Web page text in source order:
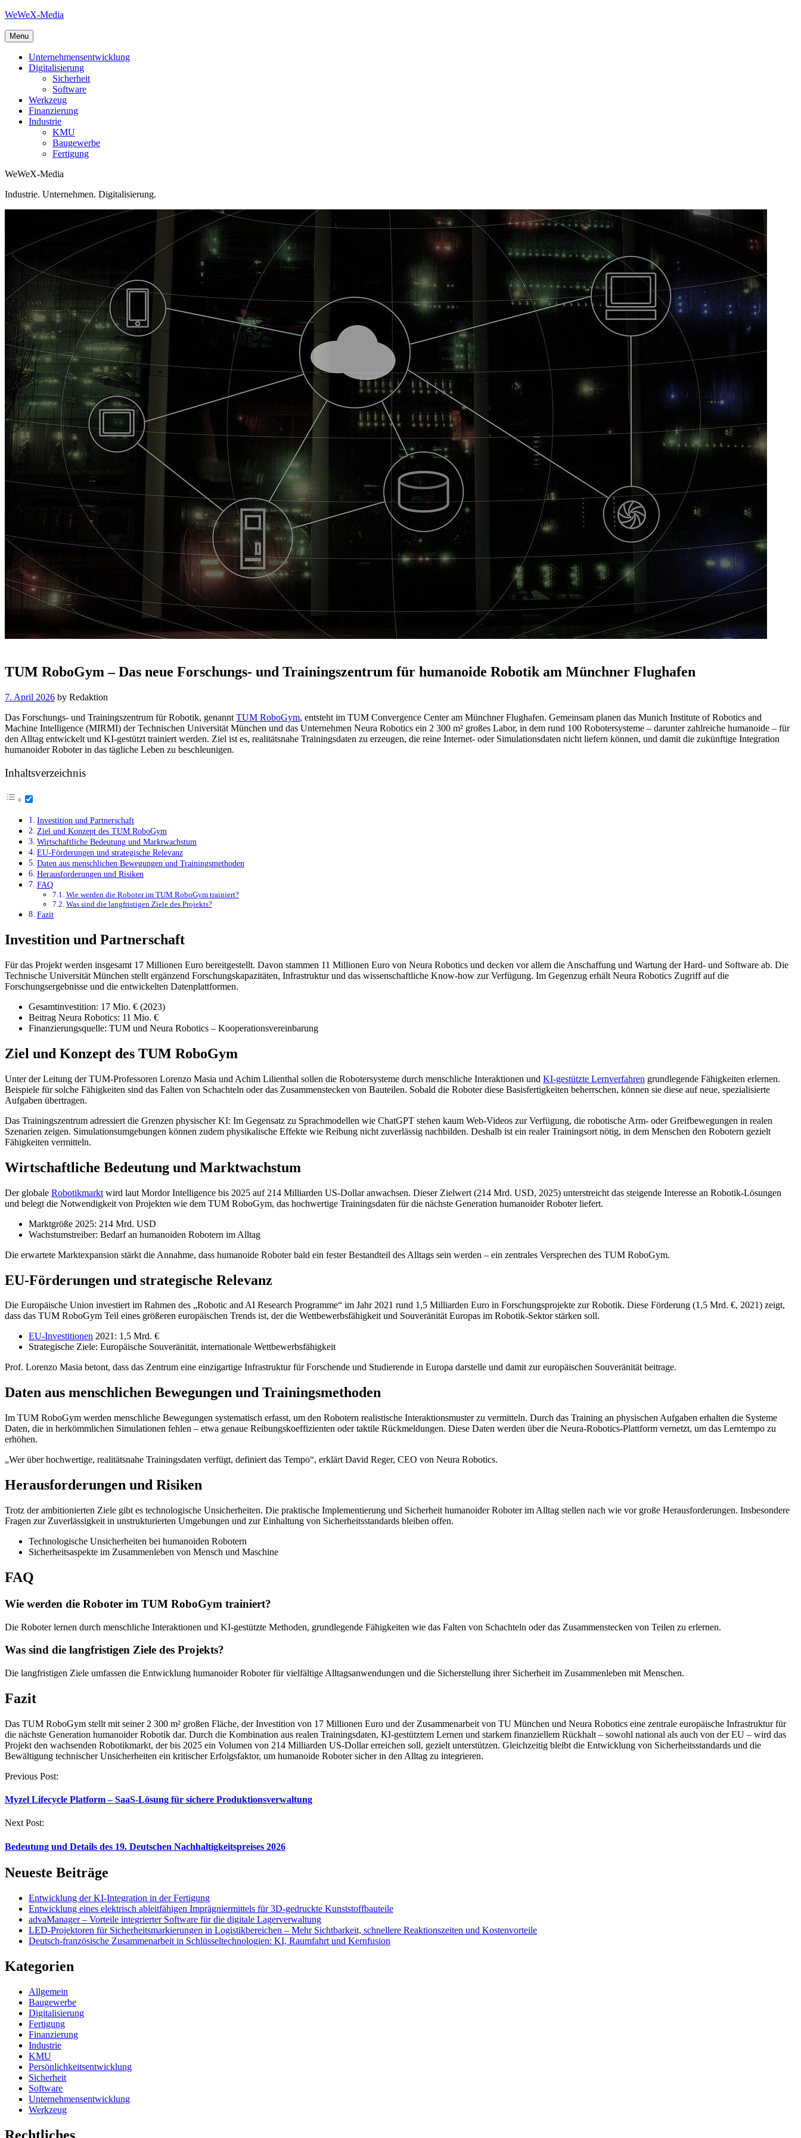
Skip
content
WeWeX-Media
Menu
Unternehmensentwicklung
Digitalisierung
Sicherheit
Software
Werkzeug
Finanzierung
Industrie
KMU
Baugewerbe
Fertigung
WeWeX-Media
Industrie. Unternehmen. Digitalisierung.
TUM RoboGym – Das neue Forschungs- und Trainingszentrum für humanoide Robotik am Münchner Flughafen
7. April 2026 by Redaktion
Das Forschungs- und Trainingszentrum für Robotik, genannt TUM RoboGym, entsteht im TUM Convergence Center am Münchner Flughafen. Gemeinsam planen das Munich Institute of Robotics and
Machine Intelligence (MIRMI) der Technischen Universität München und das Unternehmen Neura Robotics ein 2 300 m² großes Labor, in dem rund 100 Robotersysteme – darunter zahlreiche humanoide – für
den Alltag entwickelt und KI-gestützt trainiert werden. Ziel ist es, realitätsnahe Trainingsdaten zu erzeugen, die reine Internet- oder Simulationsdaten nicht liefern können, und damit die zukünftige Integration
humanoider Roboter in das tägliche Leben zu beschleunigen.
Inhaltsverzeichnis
Investition und Partnerschaft
Ziel und Konzept des TUM RoboGym
Wirtschaftliche Bedeutung und Marktwachstum
EU-Förderungen und strategische Relevanz
Daten aus menschlichen Bewegungen und Trainingsmethoden
Herausforderungen und Risiken
FAQ
Wie werden die Roboter im TUM RoboGym trainiert?
Was sind die langfristigen Ziele des Projekts?
Fazit
Investition und Partnerschaft
Für das Projekt werden insgesamt 17 Millionen Euro bereitgestellt. Davon stammen 11 Millionen Euro von Neura Robotics und decken vor allem die Anschaffung und Wartung der Hard- und Software ab. Die
Technische Universität München stellt ergänzend Forschungskapazitäten, Infrastruktur und das wissenschaftliche Know-how zur Verfügung. Im Gegenzug erhält Neura Robotics Zugriff auf die
Forschungsergebnisse und die entwickelten Datenplattformen.
Gesamtinvestition: 17 Mio. € (2023)
Beitrag Neura Robotics: 11 Mio. €
Finanzierungsquelle: TUM und Neura Robotics – Kooperationsvereinbarung
Ziel und Konzept des TUM RoboGym
Unter der Leitung der TUM-Professoren Lorenzo Masia und Achim Lilienthal sollen die Robotersysteme durch menschliche Interaktionen und KI-gestützte Lernverfahren grundlegende Fähigkeiten erlernen.
Beispiele für solche Fähigkeiten sind das Falten von Schachteln oder das Zusammenstecken von Bauteilen. Sobald die Roboter diese Basisfertigkeiten beherrschen, können sie diese auf neue, spezialisierte
Aufgaben übertragen.
Das Trainingszentrum adressiert die Grenzen physischer KI: Im Gegensatz zu Sprachmodellen wie ChatGPT stehen kaum Web-Videos zur Verfügung, die robotische Arm- oder Greifbewegungen in realen
Szenarien zeigen. Simulationsumgebungen können zudem physikalische Effekte wie Reibung nicht zuverlässig nachbilden. Deshalb ist ein realer Trainingsort nötig, in dem Menschen den Robotern gezielt
Fähigkeiten vermitteln.
Wirtschaftliche Bedeutung und Marktwachstum
Der globale Robotikmarkt wird laut Mordor Intelligence bis 2025 auf 214 Milliarden US-Dollar anwachsen. Dieser Zielwert (214 Mrd. USD, 2025) unterstreicht das steigende Interesse an Robotik-Lösungen
und belegt die Notwendigkeit von Projekten wie dem TUM RoboGym, das hochwertige Trainingsdaten für die nächste Generation humanoider Roboter liefert.
Marktgröße 2025: 214 Mrd. USD
Wachstumstreiber: Bedarf an humanoiden Robotern im Alltag
Die erwartete Marktexpansion stärkt die Annahme, dass humanoide Roboter bald ein fester Bestandteil des Alltags sein werden – ein zentrales Versprechen des TUM RoboGym.
EU-Förderungen und strategische Relevanz
Die Europäische Union investiert im Rahmen des „Robotic and AI Research Programme“ im Jahr 2021 rund 1,5 Milliarden Euro in Forschungsprojekte zur Robotik. Diese Förderung (1,5 Mrd. €, 2021) zeigt,
dass das TUM RoboGym Teil eines größeren europäischen Trends ist, der die Wettbewerbsfähigkeit und Souveränität Europas im Robotik-Sektor stärken soll.
EU-Investitionen 2021: 1,5 Mrd. €
Strategische Ziele: Europäische Souveränität, internationale Wettbewerbsfähigkeit
Prof. Lorenzo Masia betont, dass das Zentrum eine einzigartige Infrastruktur für Forschende und Studierende in Europa darstelle und damit zur europäischen Souveränität beitrage.
Daten aus menschlichen Bewegungen und Trainingsmethoden
Im TUM RoboGym werden menschliche Bewegungen systematisch erfasst, um den Robotern realistische Interaktionsmuster zu vermitteln. Durch das Training an physischen Aufgaben erhalten die Systeme
Daten, die in herkömmlichen Simulationen fehlen – etwa genaue Reibungskoeffizienten oder taktile Rückmeldungen. Diese Daten werden über die Neura-Robotics-Plattform vernetzt, um das Lerntempo zu
erhöhen.
„Wer über hochwertige, realitätsnahe Trainingsdaten verfügt, definiert das Tempo“, erklärt David Reger, CEO von Neura Robotics.
Herausforderungen und Risiken
Trotz der ambitionierten Ziele gibt es technologische Unsicherheiten. Die praktische Implementierung und Sicherheit humanoider Roboter im Alltag stellen nach wie vor große Herausforderungen. Insbesondere
Fragen zur Zuverlässigkeit in unstrukturierten Umgebungen und zur Einhaltung von Sicherheitsstandards bleiben offen.
Technologische Unsicherheiten bei humanoiden Robotern
Sicherheitsaspekte im Zusammenleben von Mensch und Maschine
FAQ
Wie werden die Roboter im TUM RoboGym trainiert?
Die Roboter lernen durch menschliche Interaktionen und KI-gestützte Methoden, grundlegende Fähigkeiten wie das Falten von Schachteln oder das Zusammenstecken von Teilen zu erlernen.
Was sind die langfristigen Ziele des Projekts?
Die langfristigen Ziele umfassen die Entwicklung humanoider Roboter für vielfältige Alltagsanwendungen und die Sicherstellung ihrer Sicherheit im Zusammenleben mit Menschen.
Fazit
Das TUM RoboGym stellt mit seiner 2 300 m² großen Fläche, der Investition von 17 Millionen Euro und der Zusammenarbeit von TU München und Neura Robotics eine zentrale europäische Infrastruktur für
die nächste Generation humanoider Robotik dar. Durch die Kombination aus realen Trainingsdaten, KI-gestütztem Lernen und starkem finanziellem Rückhalt – sowohl national als auch von der EU – wird das
Projekt den wachsenden Robotikmarkt, der bis 2025 ein Volumen von 214 Milliarden US-Dollar erreichen soll, gezielt unterstützen. Gleichzeitig bleibt die Entwicklung von Sicherheitsstandards und die
Bewältigung technischer Unsicherheiten ein kritischer Erfolgsfaktor, um humanoide Roboter sicher in den Alltag zu integrieren.
Post
Previous Post:
Myzel Lifecycle Platform – SaaS-Lösung für sichere Produktionsverwaltung
Next Post:
Bedeutung und Details des 19. Deutschen Nachhaltigkeitspreises 2026
Neueste Beiträge
Entwicklung der KI-Integration in der Fertigung
Entwicklung eines elektrisch ableitfähigen Imprägniermittels für 3D-gedruckte Kunststoffbauteile
advaManager – Vorteile integrierter Software für die digitale Lagerverwaltung
LED-Projektoren für Sicherheitsmarkierungen in Logistikbereichen – Mehr Sichtbarkeit, schnellere Reaktionszeiten und Kostenvorteile
Deutsch-französische Zusammenarbeit in Schlüsseltechnologien: KI, Raumfahrt und Kernfusion
Kategorien
Allgemein
Baugewerbe
Digitalisierung
Fertigung
Finanzierung
Industrie
KMU
Persönlichkeitsentwicklung
Sicherheit
Software
Unternehmensentwicklung
Werkzeug
Rechtliches